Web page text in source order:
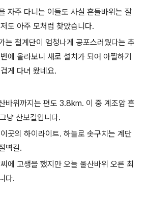
자주 다니는 이들도 사실 흔들바위는 잘
도 아주 모처럼 찾았습니다.
는 철계단이 엄청나게 공포스러웠다는 추
에 올라보니 새로 설치가 되어 아찔하기
게 다녀 왔네요.
바위까지는 편도 3.8km. 이 중 계조암 흔
냥 산보길입니다.
곳의 하이라이트. 하늘로 솟구치는 계단
벽길.
에 고생을 했지만 오늘 울산바위 오른 최
다.